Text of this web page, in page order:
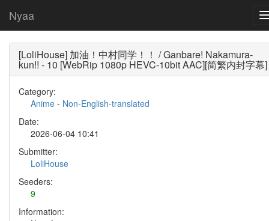
Nyaa
[LoliHouse] 加油！中村同学！！ / Ganbare! Nakamura-
kun!! - 10 [WebRip 1080p HEVC-10bit AAC][简繁内封字幕]
Category:
Anime - Non-English-translated
Date:
2026-06-04 10:41
Submitter:
LoliHouse
Seeders:
9
Information: